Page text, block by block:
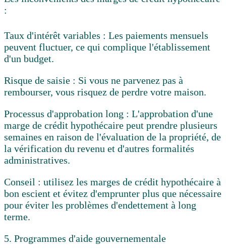
:
Taux d'intérêt variables : Les paiements mensuels
peuvent fluctuer, ce qui complique l'établissement
d'un budget.
Risque de saisie : Si vous ne parvenez pas à
rembourser, vous risquez de perdre votre maison.
Processus d'approbation long : L'approbation d'une
marge de crédit hypothécaire peut prendre plusieurs
semaines en raison de l'évaluation de la propriété, de
la vérification du revenu et d'autres formalités
administratives.
Conseil : utilisez les marges de crédit hypothécaire à
bon escient et évitez d'emprunter plus que nécessaire
pour éviter les problèmes d'endettement à long
terme.
5. Programmes d'aide gouvernementale